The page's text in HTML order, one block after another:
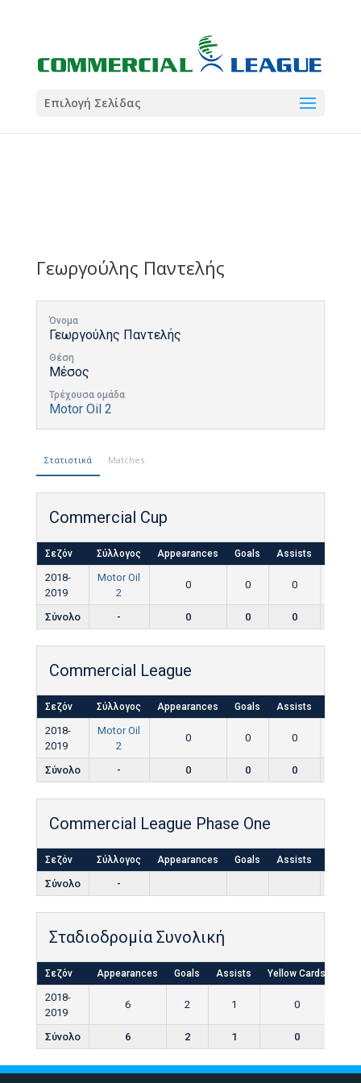
Coral
Σωματείο ΣΟΛ
Coral
5
Επιλογή Σελίδας
Γεωργούλης Παντελής
Όνομα
Γεωργούλης Παντελής
Θέση
Μέσος
Τρέχουσα ομάδα
Motor Oil 2
Στατιστικά Matches
Commercial Cup
Σεζόν Σύλλογος Appearances Goals Assists
2018-
2019
Motor Oil
2
0 0 0
Σύνολο - 0 0 0
Commercial League
Σεζόν Σύλλογος Appearances Goals Assists
2018-
2019
Motor Oil
2
0 0 0
Σύνολο - 0 0 0
Commercial League Phase One
Σεζόν Σύλλογος Appearances Goals Assists
Σύνολο -
Σταδιοδρομία Συνολική
Σεζόν Appearances Goals Assists Yellow Cards
2018-
2019
6 2 1 0
Σύνολο 6 2 1 0